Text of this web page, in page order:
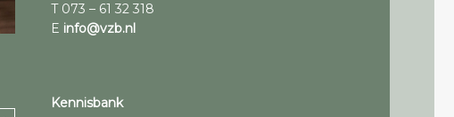
T 073 – 61 32 318
E info@vzb.nl
Kennisbank